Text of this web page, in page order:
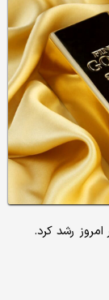
امروز رشد کرد.